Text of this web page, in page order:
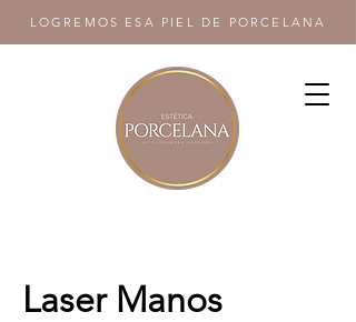
LOGREMOS ESA PIEL DE PORCELANA
Laser Manos